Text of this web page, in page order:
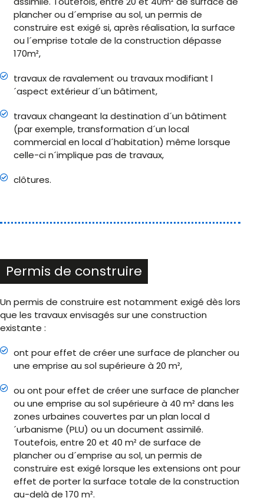
plancher ou d´emprise au sol, un permis de
construire est exigé si, après réalisation, la surface
ou l´emprise totale de la construction dépasse
170m²,
travaux de ravalement ou travaux modifiant l
´aspect extérieur d´un bâtiment,
travaux changeant la destination d´un bâtiment
(par exemple, transformation d´un local
commercial en local d´habitation) même lorsque
celle-ci n´implique pas de travaux,
clôtures.
Permis de construire
Un permis de construire est notamment exigé dès lors
que les travaux envisagés sur une construction
existante :
ont pour effet de créer une surface de plancher ou
une emprise au sol supérieure à 20 m²,
ou ont pour effet de créer une surface de plancher
ou une emprise au sol supérieure à 40 m² dans les
zones urbaines couvertes par un plan local d
´urbanisme (PLU) ou un document assimilé.
Toutefois, entre 20 et 40 m² de surface de
plancher ou d´emprise au sol, un permis de
construire est exigé lorsque les extensions ont pour
effet de porter la surface totale de la construction
au-delà de 170 m².